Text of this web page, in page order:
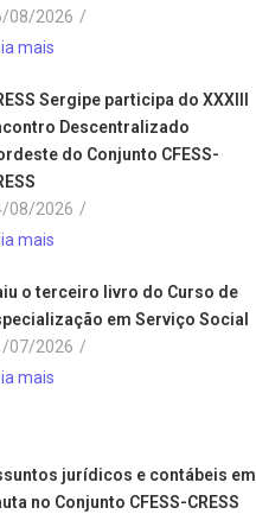
08/2026 /
mais
Sergipe participa do XXXIII
Descentralizado
do Conjunto CFESS-
08/2026 /
mais
o terceiro livro do Curso de
em Serviço Social
07/2026 /
mais
jurídicos e contábeis em
no Conjunto CFESS-CRESS